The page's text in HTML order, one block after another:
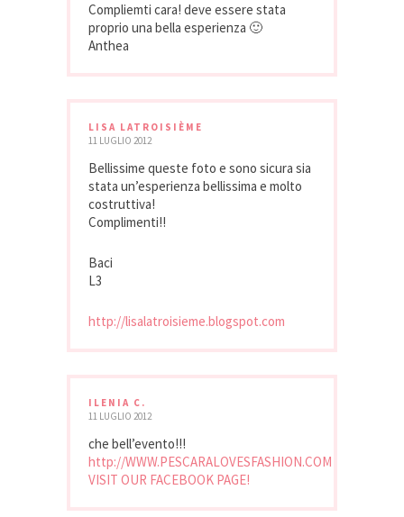
Compliemti cara! deve essere stata
proprio una bella esperienza 🙂
Anthea
LISA LATROISIÈME
11 LUGLIO 2012
Bellissime queste foto e sono sicura sia
stata un’esperienza bellissima e molto
costruttiva!
Complimenti!!
Baci
L3
http://lisalatroisieme.blogspot.com
ILENIA C.
11 LUGLIO 2012
che bell’evento!!!
http://WWW.PESCARALOVESFASHION.COM
VISIT OUR FACEBOOK PAGE!